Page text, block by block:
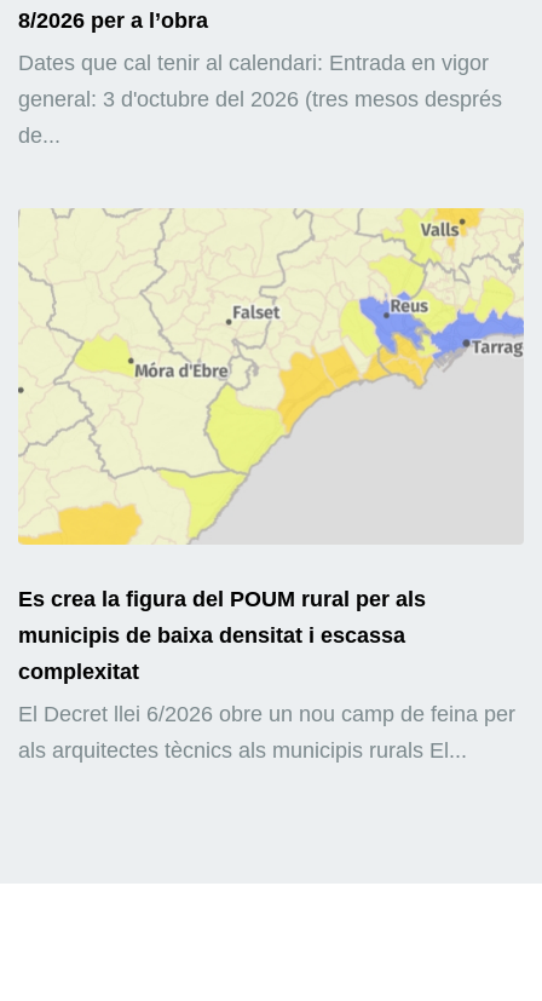
8/2026 per a l’obra
Dates que cal tenir al calendari: Entrada en vigor
general: 3 d'octubre del 2026 (tres mesos després
de...
Es crea la figura del POUM rural per als
municipis de baixa densitat i escassa
complexitat
El Decret llei 6/2026 obre un nou camp de feina per
als arquitectes tècnics als municipis rurals El...